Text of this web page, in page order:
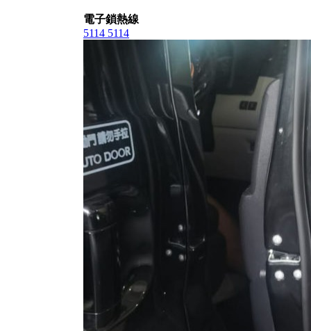
電子鎖熱線
5114 5114